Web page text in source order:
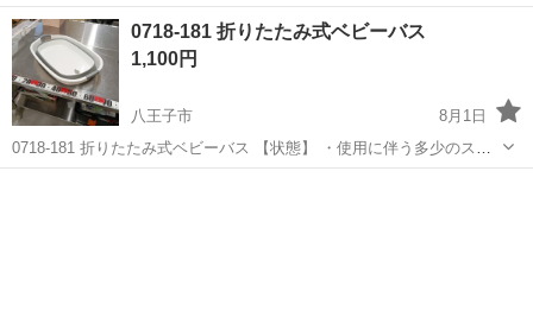
40代の男女活躍中！空調完備で快適作業★食堂利用可◎マイカー通勤
OK◎無料駐車場完備！《茨城県常陸大宮市》 人気の工場のお仕事 ◇
電子部品製造倉庫内の事務...
茨城 常陸大宮市 静駅 その他
0718-181 折りたたみ式ベビーバス
1,100円
八王子市
8月1日
0718-181 折りたたみ式ベビーバス 【状態】 ・使用に伴う多少のス
レ、キズ、落としきれない汚れなどございます ・詳細は現地でご確認